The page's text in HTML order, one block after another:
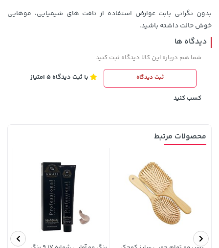
141,000 تومان
بدون نگرانی بابت عوارض استفاده از تافت های شیمیایی، موهایی
خوش حالت داشته باشید.
دیدگاه ها
شما هم درباره این کالا دیدگاه ثبت کنید
ثبت دیدگاه با ثبت دیدگاه 5 امتیاز
کسب کنید
محصولات مرتبط